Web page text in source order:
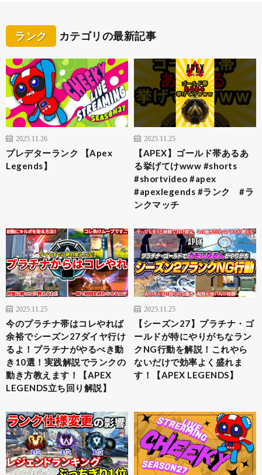
ランク カテゴリの最新記事
2025.11.26
プレデターランク 【Apex
Legends】
2025.11.25
【APEX】ゴールド帯あるあ
る挙げてけwww #shorts
#shortvideo #apex
#apexlegends #ランク #ラ
ンクマッチ
2025.11.25
今のプラチナ帯はコレやれば
余裕でシーズン27ダイヤ行け
るよ！プラチナがやるべき動
き10選！実践解説でランクの
動き方教えます！【APEX
LEGENDS立ち回り解説】
2025.11.25
【シーズン27】プラチナ・ゴ
ールドが特にやりがちなラン
クNG行動を解説！これやら
ないだけで効率よく盛れま
す！【APEX LEGENDS】